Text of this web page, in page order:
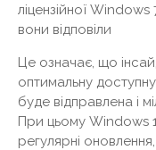
ліцензійної Windows
вони відповіли
Це означає, що
оптимальну доступну
буде відправлена ​​і
При цьому Windows
регулярні